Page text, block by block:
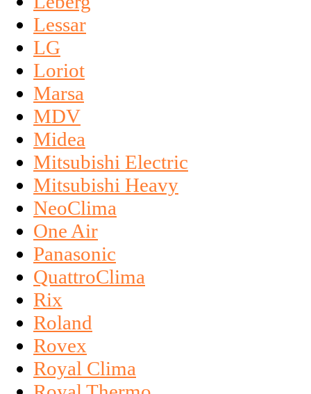
Lessar
LG
Loriot
Marsa
MDV
Midea
Mitsubishi Electric
Mitsubishi Heavy
NeoClima
One Air
Panasonic
QuattroClima
Rix
Roland
Rovex
Royal Clima